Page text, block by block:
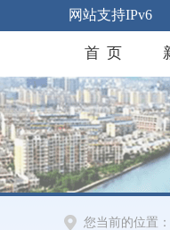
网站支持IPv6
首 页
您当前的位置：